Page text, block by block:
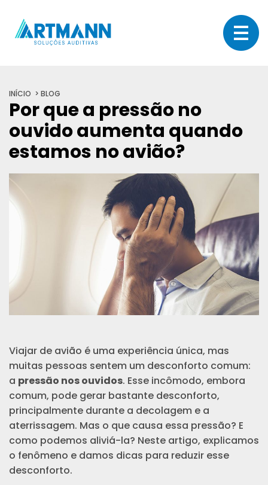
INÍCIO BLOG
Por que a pressão no
ouvido aumenta quando
estamos no avião?
Viajar de avião é uma experiência única, mas
muitas pessoas sentem um desconforto comum:
a pressão nos ouvidos. Esse incômodo, embora
comum, pode gerar bastante desconforto,
principalmente durante a decolagem e a
aterrissagem. Mas o que causa essa pressão? E
como podemos aliviá-la? Neste artigo, explicamos
o fenômeno e damos dicas para reduzir esse
desconforto.